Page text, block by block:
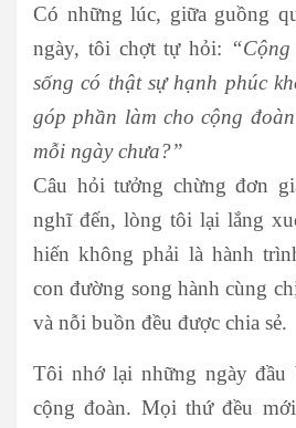
Có những lúc, giữa guồng
ngày, tôi chợt tự hỏi:
sống có thật sự hạnh phúc
góp phần làm cho cộng
mỗi ngày chưa?”
Câu hỏi tưởng chừng đơn
nghĩ đến, lòng tôi lại lắng
hiến không phải là hành
con đường song hành cùng
và nỗi buồn đều được chia sẻ.
Tôi nhớ lại những ngày đầu
cộng đoàn. Mọi thứ đều